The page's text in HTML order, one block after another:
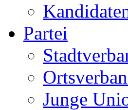
Partei
Junge